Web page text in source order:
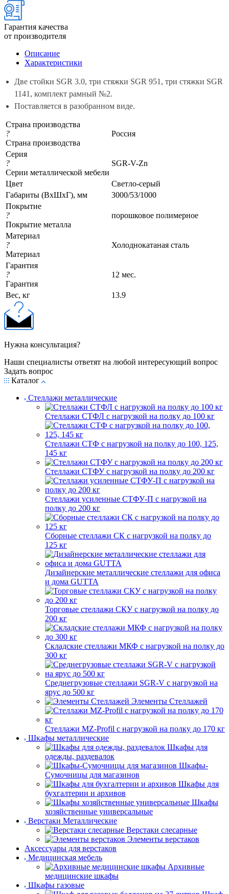
Гарантия качества
от производителя
Описание
Характеристики
Две стойки SGR 3.0, три стяжки SGR 951, три стяжки SGR
1141, комплект рамный №2.
Поставляется в разобранном виде.
Страна производства
?
Страна производства
Россия
Серия
?
Серии металлической мебели
SGR-V-Zn
Цвет
Светло-серый
Габариты (ВхШхГ), мм
3000/53/1000
Покрытие
?
Покрытие металла
порошковое полимерное
Материал
?
Материал
Холоднокатаная сталь
Гарантия
?
Гарантия
12 мес.
Вес, кг 13.9
Нужна консультация?
Наши специалисты ответят на любой интересующий вопрос
Задать вопрос
Каталог
Стеллажи металлические
Стеллажи СТФЛ с нагрузкой на полку до 100 кг
Стеллажи СТФ с нагрузкой на полку до 100, 125,
145 кг
Стеллажи СТФУ с нагрузкой на полку до 200 кг
Стеллажи усиленные СТФУ-П с нагрузкой на
полку до 200 кг
Сборные стеллажи СК с нагрузкой на полку до
125 кг
Дизайнерские металлические стеллажи для офиса
и дома GUTTA
Торговые стеллажи СКУ с нагрузкой на полку до
200 кг
Складские стеллажи МКФ с нагрузкой на полку до
300 кг
Среднегрузовые стеллажи SGR-V с нагрузкой на
ярус до 500 кг
Элементы Стеллажей
Стеллажи MZ-Profil с нагрузкой на полку до 170 кг
Шкафы металлические
Шкафы для
одежды, раздевалок
Шкафы-
Сумочницы для магазинов
Шкафы для
бухгалтерии и архивов
Шкафы
хозяйственные универсальные
Верстаки Металлические
Верстаки слесарные
Элементы верстаков
Аксессуары для верстаков
Медицинская мебель
Архивные
медицинские шкафы
Шкафы газовые